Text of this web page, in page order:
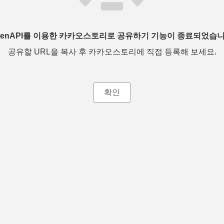
를 이용한 카카오스토리로 공유하기 기능이 종료되었습
공유할 URL을 복사 후 카카오스토리에 직접 등록해 보세요.
확인